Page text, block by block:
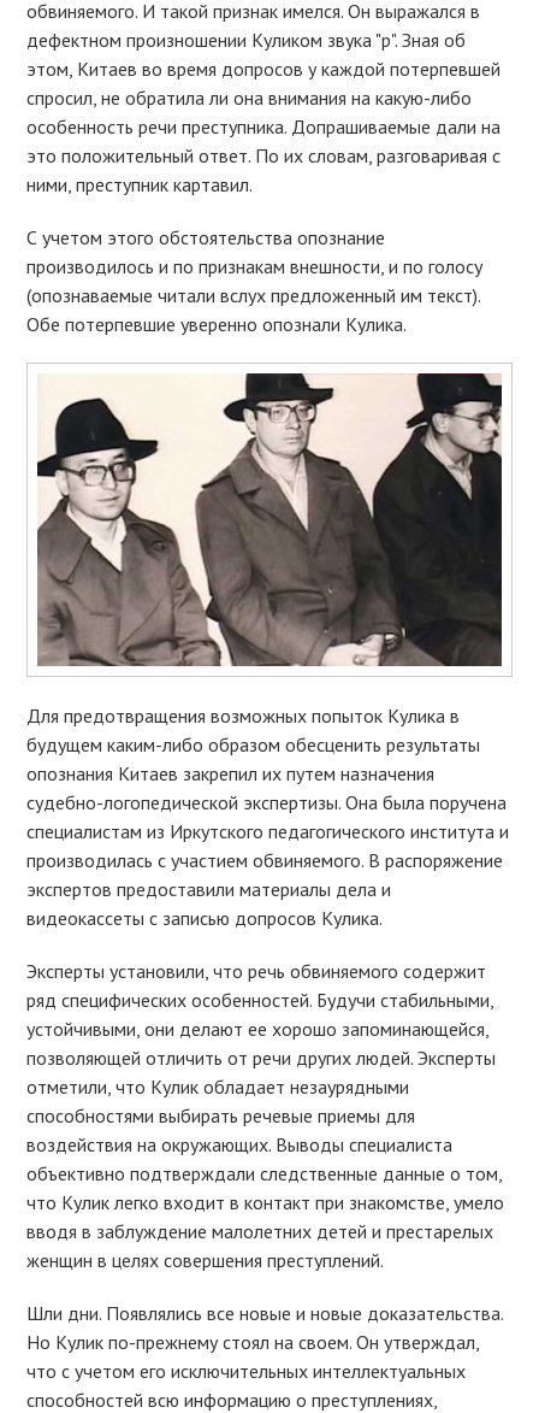
обвиняемого. И такой признак имелся. Он выражался в
дефектном произношении Куликом звука "р". Зная об
этом, Китаев во время допросов у каждой потерпевшей
спросил, не обратила ли она внимания на какую-либо
особенность речи преступника. Допрашиваемые дали на
это положительный ответ. По их словам, разговаривая с
ними, преступник картавил.
С учетом этого обстоятельства опознание
производилось и по признакам внешности, и по голосу
(опознаваемые читали вслух предложенный им текст).
Обе потерпевшие уверенно опознали Кулика.
Для предотвращения возможных попыток Кулика в
будущем каким-либо образом обесценить результаты
опознания Китаев закрепил их путем назначения
судебно-логопедической экспертизы. Она была поручена
специалистам из Иркутского педагогического института и
производилась с участием обвиняемого. В распоряжение
экспертов предоставили материалы дела и
видеокассеты с записью допросов Кулика.
Эксперты установили, что речь обвиняемого содержит
ряд специфических особенностей. Будучи стабильными,
устойчивыми, они делают ее хорошо запоминающейся,
позволяющей отличить от речи других людей. Эксперты
отметили, что Кулик обладает незаурядными
способностями выбирать речевые приемы для
воздействия на окружающих. Выводы специалиста
объективно подтверждали следственные данные о том,
что Кулик легко входит в контакт при знакомстве, умело
вводя в заблуждение малолетних детей и престарелых
женщин в целях совершения преступлений.
Шли дни. Появлялись все новые и новые доказательства.
Но Кулик по-прежнему стоял на своем. Он утверждал,
что с учетом его исключительных интеллектуальных
способностей всю информацию о преступлениях,